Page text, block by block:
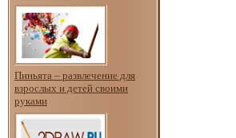
Пиньята – развлечение для
взрослых и детей своими
руками